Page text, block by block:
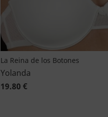
La Reina de los Botones
Yolanda
19.80 €